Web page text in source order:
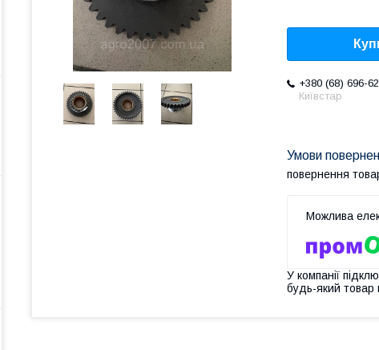
+380 (68) 696-
Київстар
повернення
У компанії
будь-який товар